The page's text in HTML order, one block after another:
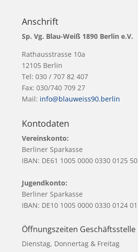
Anschrift
Sp. Vg. Blau-Weiß 1890 Berlin e.V.
Rathausstrasse 10a
12105 Berlin
Tel: 030 / 707 82 407
Fax: 030/740 709 27
Mail: info@blauweiss90.berlin
Kontodaten
Vereinskonto:
Berliner Sparkasse
IBAN: DE61 1005 0000 0330 0125 50
Jugendkonto:
Berliner Sparkasse
IBAN: DE10 1005 0000 0330 0124 01
Öffnungszeiten Geschäftsstelle
Dienstag, Donnertag & Freitag